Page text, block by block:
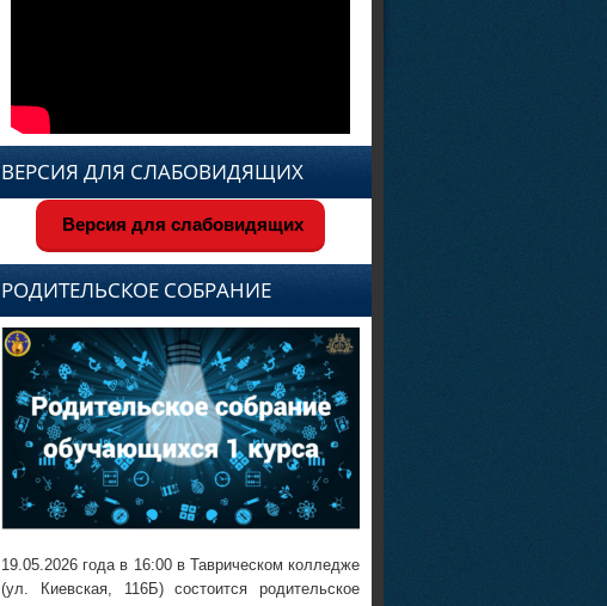
ВЕРСИЯ ДЛЯ СЛАБОВИДЯЩИХ
Версия для слабовидящих
РОДИТЕЛЬСКОЕ СОБРАНИЕ
19.05.2026 года в 16:00 в Таврическом колледже
(ул. Киевская, 116Б) состоится родительское